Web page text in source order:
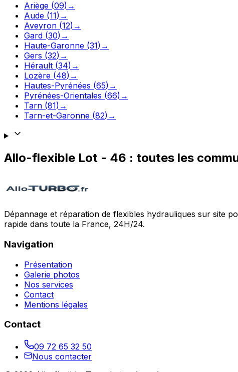
Ariège (09) →
Aude (11) →
Aveyron (12) →
Gard (30) →
Haute-Garonne (31) →
Gers (32) →
Hérault (34) →
Lozère (48) →
Hautes-Pyrénées (65) →
Pyrénées-Orientales (66) →
Tarn (81) →
Tarn-et-Garonne (82) →
Allo-flexible Lot - 46 : toutes les
Dépannage et réparation de flexibles hydrauliques sur site
rapide dans toute la France, 24H/24.
Navigation
Présentation
Galerie photos
Nos services
Contact
Mentions légales
Contact
09 72 65 32 50
Nous contacter